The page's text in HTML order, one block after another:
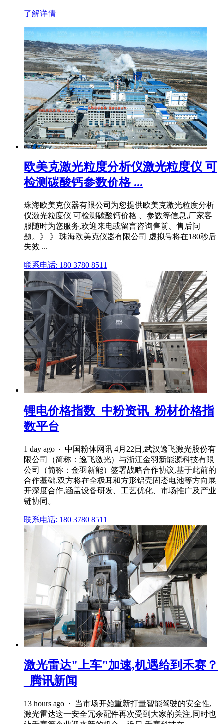
了解详情
欧美克激光粒度分析仪激光粒度仪 可
检测碳酸钙参数价格 ...
珠海欧美克仪器有限公司为您提供欧美克激光粒度分析
仪激光粒度仪 可检测碳酸钙价格 、参数等信息,厂家客
服随时为您服务,欢迎来电或留言咨询售前、售后问
题。》 》 珠海欧美克仪器有限公司 虚拟号将在180秒后
失效 ...
联系电话: 180 3780 8511
锂电价格指数_中粉资讯_粉材价格指
数平台
1 day ago · 中国粉体网讯 4月22日,武汉逸飞激光股份有
限公司（简称：逸飞激光）与浙江金羽新能源科技有限
公司（简称：金羽新能）签署战略合作协议,基于此前的
合作基础,双方将在全极耳和方形铝壳固态电池等方向展
开深度合作,涵盖设备研发、工艺优化、市场推广及产业
链协同。
联系电话: 180 3780 8511
激光雷达"上车"加速,机遇给到禾赛？
_腾讯新闻
13 hours ago · 当市场开始重新打量智能驾驶的安全性,
激光雷达这一安全冗余配件再次受到大家的关注,同时也